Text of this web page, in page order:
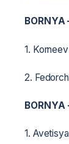
1.
2.
1.